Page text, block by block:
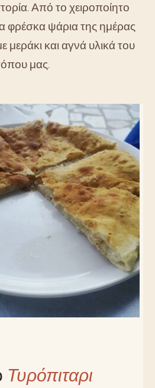
Από το χειροποίητο
φρέσκα ψάρια της ημέρας
μεράκι και αγνά υλικά του
μας.
Τυρόπιταρι